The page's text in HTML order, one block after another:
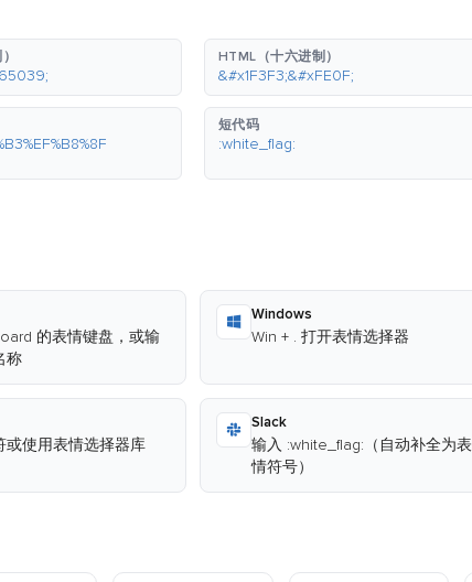
HTML（十六进制）
&#x1F3F3;&#xFE0F;
短代码
:white_flag:
的表情键盘，或输
称
Windows
Win + . 打开表情选择器
或使用表情选择器库
Slack
输入 :white_flag:（自动补全为表
情符号）